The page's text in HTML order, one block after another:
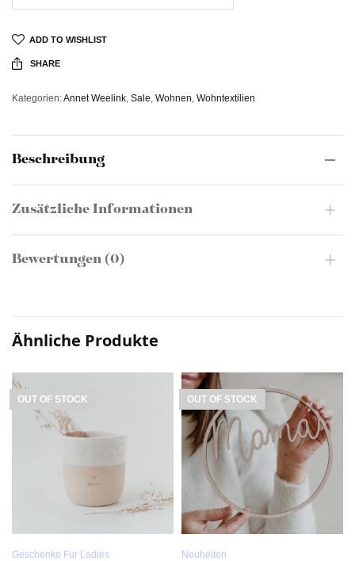
ADD TO WISHLIST
SHARE
Kategorien:Annet Weelink, Sale, Wohnen, Wohntextilien
Beschreibung
Zusätzliche Informationen
Bewertungen (0)
Ähnliche Produkte
OUT OF STOCK
Geschenke Für Ladies
OUT OF STOCK
Neuheiten